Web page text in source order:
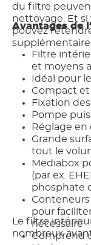
du filtre
nettoyage. Et si
pouvez
Avantages de
Filtre
et moyens
Idéal pour
Compact
Fixation
Pompe
Réglage
Grande
tout le
Mediabox
(par ex.
phosphate
pour
nécessaire
Comprend
Le filtre
nombreux